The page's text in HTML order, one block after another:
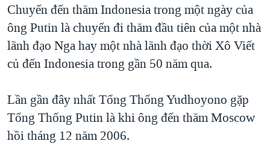
Chuyến đến thăm Indonesia trong một ngày của
ông Putin là chuyến đi thăm đầu tiên của một nhà
lãnh đạo Nga hay một nhà lãnh đạo thời Xô Viết
củ đến Indonesia trong gần 50 năm qua.
Lần gần đây nhất Tổng Thống Yudhoyono gặp
Tổng Thống Putin là khi ông đến thăm Moscow
hồi tháng 12 năm 2006.